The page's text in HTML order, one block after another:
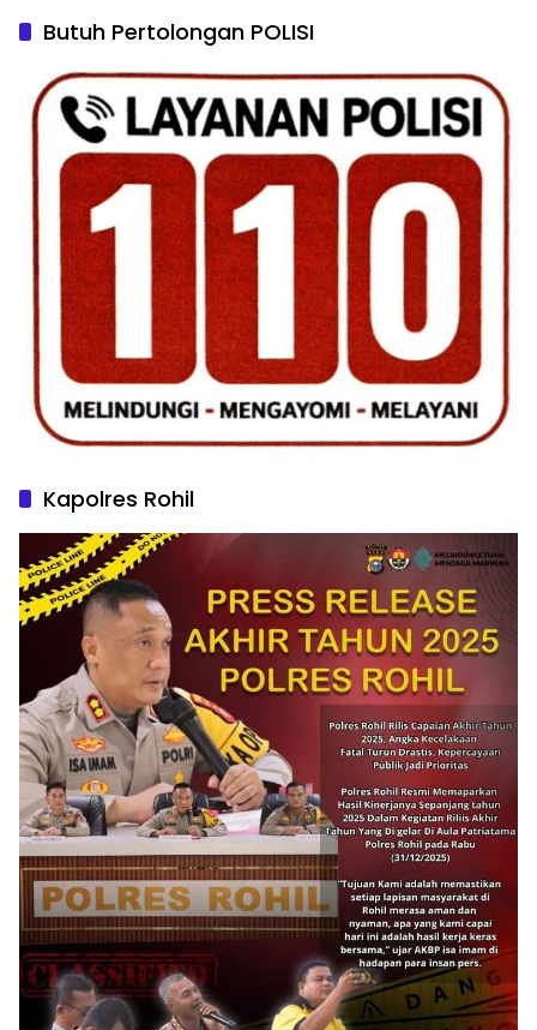
Butuh Pertolongan POLISI
Kapolres Rohil